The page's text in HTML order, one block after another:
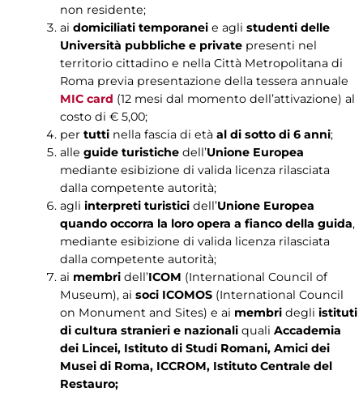
non residente;
ai domiciliati temporaneie agli studenti delle
Università pubbliche e privatepresenti nel
territorio cittadino e nella Città Metropolitana di
Roma previa presentazione della tessera annuale
MIC card (12 mesi dal momento dell’attivazione) al
costo di € 5,00;
per tuttinella fascia di età al di sotto di 6 anni;
alle guide turistichedell’Unione Europea
mediante esibizione di valida licenza rilasciata
dalla competente autorità;
agli interpreti turisticidell’Unione Europea
quando occorra la loro opera a fianco della guida,
mediante esibizione di valida licenza rilasciata
dalla competente autorità;
ai membridell’ICOM (International Council of
Museum), ai soci ICOMOS(International Council
on Monument and Sites) e ai membridegli istituti
di cultura stranieri e nazionali quali Accademia
dei Lincei, Istituto di Studi Romani, Amici dei
Musei di Roma, ICCROM, Istituto Centrale del
Restauro;